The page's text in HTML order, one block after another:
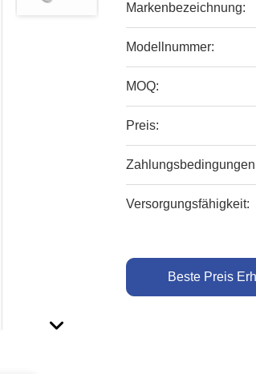
Markenbezeichnung:
Modellnummer:
MOQ:
Preis:
Versorgungsfähigkeit:
Beste Preis